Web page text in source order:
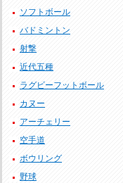
ソフトボール
バドミントン
射撃
近代五種
ラグビーフットボール
カヌー
アーチェリー
空手道
ボウリング
野球